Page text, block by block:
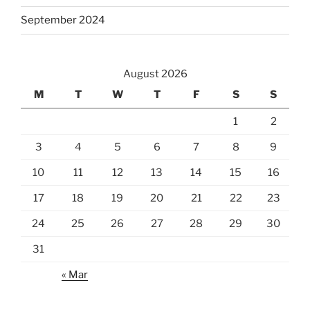
September 2024
August 2026
M
T W T F S S
1 2
3 4 5 6 7 8 9
10 11 12 13 14 15 16
17 18 19 20 21 22 23
24 25 26 27 28 29 30
31
« Mar